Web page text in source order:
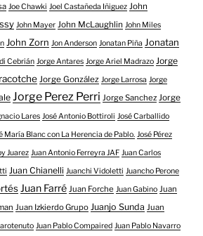
Joe Chawki Joel Castañeda Iñiguez John
John Mayer John McLaughlin John Miles
John Zorn Jon Anderson Jonatan Piña Jonatan
Cebrián Jorge Antares Jorge Ariel Madrazo Jorge
Jorge González Jorge Larrosa Jorge
Jorge Perez Perri Jorge Sanchez Jorge
Lares José Antonio Bottiroli José Carballido
María Blanc con La Herencia de Pablo. José Pérez
Juarez Juan Antonio Ferreyra JAF Juan Carlos
Juan Chianelli Juanchi Vidoletti Juancho Perone
Juan Farré Juan Forche Juan Gabino Juan
Juan Izkierdo Grupo Juanjo Sunda Juan
Juan Pablo Compaired Juan Pablo Navarro